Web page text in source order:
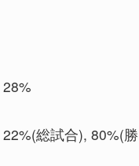
28%
22%(総試合), 80%(